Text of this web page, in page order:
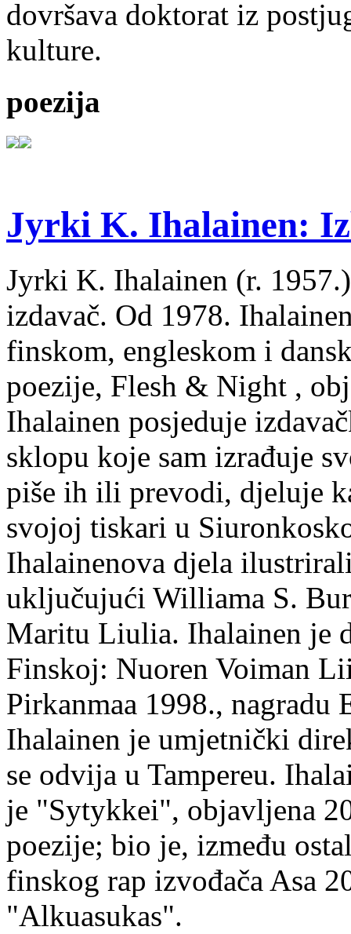
dovršava doktorat iz
kulture.
poezija
Jyrki K. Ihalainen:
Jyrki K. Ihalainen (r.
izdavač. Od 1978.
finskom, engleskom i
poezije, Flesh & Night ,
Ihalainen posjeduje
sklopu koje sam izrađuje
piše ih ili prevodi, djeluje
svojoj tiskari u
Ihalainenova djela
uključujući Williama S.
Maritu Liulia. Ihalainen je
Finskoj: Nuoren Voiman
Pirkanmaa 1998.,
Ihalainen je umjetnički
se odvija u Tampereu.
je "Sytykkei", objavljena
poezije; bio je, između
finskog rap izvođača Asa
"Alkuasukas".